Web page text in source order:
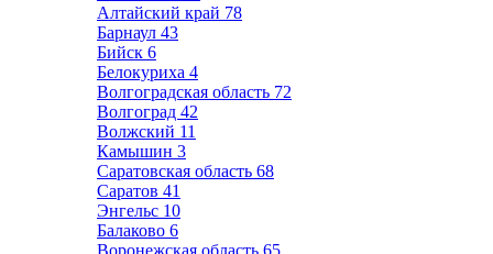
Алтайский край 78
Барнаул 43
Бийск 6
Белокуриха 4
Волгоградская область 72
Волгоград 42
Волжский 11
Камышин 3
Саратовская область 68
Саратов 41
Энгельс 10
Балаково 6
Воронежская область 65